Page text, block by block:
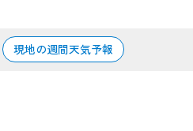
現地の週間天気予報